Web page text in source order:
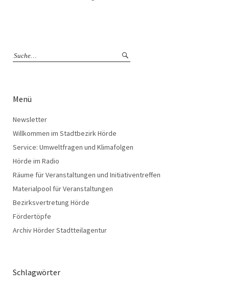
Menü
Newsletter
Willkommen im Stadtbezirk Hörde
Service: Umweltfragen und Klimafolgen
Hörde im Radio
Räume für Veranstaltungen und Initiativentreffen
Materialpool für Veranstaltungen
Bezirksvertretung Hörde
Fördertöpfe
Archiv Hörder Stadtteilagentur
Schlagwörter